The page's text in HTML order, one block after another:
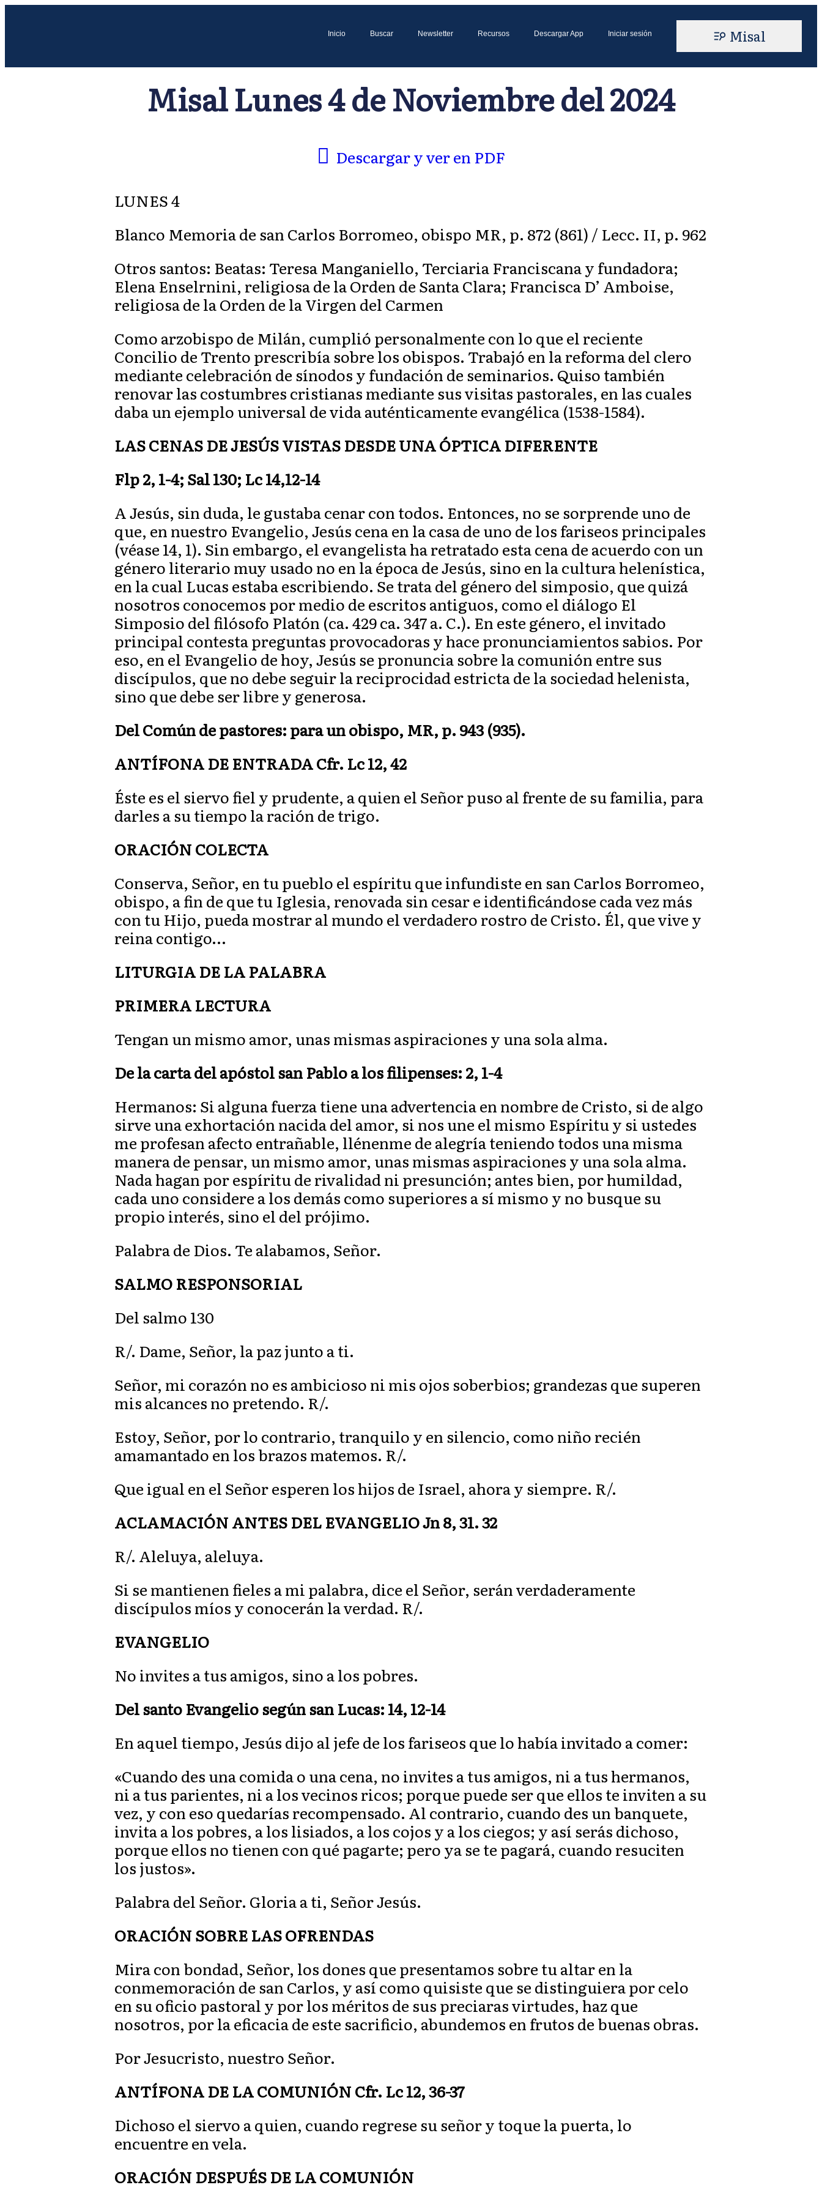
Inicio Buscar Newsletter Recursos Descargar App Iniciar sesión Misal
Misal Lunes 4 de Noviembre del 2024
Descargar y ver en PDF
LUNES 4
Blanco Memoria de san Carlos Borromeo, obispo MR, p. 872 (861) / Lecc. II, p. 962
Otros santos: Beatas: Teresa Manganiello, Terciaria Franciscana y fundadora;
Elena Enselrnini, religiosa de la Orden de Santa Clara; Francisca D’ Amboise,
religiosa de la Orden de la Virgen del Carmen
Como arzobispo de Milán, cumplió personalmente con lo que el reciente
Concilio de Trento prescribía sobre los obispos. Trabajó en la reforma del clero
mediante celebración de sínodos y fundación de seminarios. Quiso también
renovar las costumbres cristianas mediante sus visitas pastorales, en las cuales
daba un ejemplo universal de vida auténticamente evangélica (1538-1584).
LAS CENAS DE JESÚS VISTAS DESDE UNA ÓPTICA DIFERENTE
Flp2, 1-4; Sal 130; Lc 14,12-14
A Jesús, sin duda, le gustaba cenar con todos. Entonces, no se sorprende uno de
que, en nuestro Evangelio, Jesús cena en la casa de uno de los fariseos principales
(véase 14, 1). Sin embargo, el evangelista ha retratado esta cena de acuerdo con un
género literario muy usado no en la época de Jesús, sino en la cultura helenística,
en la cual Lucas estaba escribiendo. Se trata del género del simposio, que quizá
nosotros conocemos por medio de escritos antiguos, como el diálogo El
Simposio del filósofo Platón (ca. 429 ca. 347 a. C.). En este género, el invitado
principal contesta preguntas provocadoras y hace pronunciamientos sabios. Por
eso, en el Evangelio de hoy, Jesús se pronuncia sobre la comunión entre sus
discípulos, que no debe seguir la reciprocidad estricta de la sociedad helenista,
sino que debe ser libre y generosa.
Del Común de pastores: para un obispo, MR, p. 943 (935).
ANTÍFONA DE ENTRADA Cfr. Lc 12, 42
Éste es el siervo fiel y prudente, a quien el Señor puso al frente de su familia, para
darles a su tiempo la ración de trigo.
ORACIÓN COLECTA
Conserva, Señor, en tu pueblo el espíritu que infundiste en san Carlos Borromeo,
obispo, a fin de que tu Iglesia, renovada sin cesar e identificándose cada vez más
con tu Hijo, pueda mostrar al mundo el verdadero rostro de Cristo. Él, que vive y
reina contigo…
LITURGIA DE LA PALABRA
PRIMERA LECTURA
Tengan un mismo amor, unas mismas aspiraciones y una sola alma.
De la carta del apóstol san Pablo a los filipenses: 2, 1-4
Hermanos: Si alguna fuerza tiene una advertencia en nombre de Cristo, si de algo
sirve una exhortación nacida del amor, si nos une el mismo Espíritu y si ustedes
me profesan afecto entrañable, llénenme de alegría teniendo todos una misma
manera de pensar, un mismo amor, unas mismas aspiraciones y una sola alma.
Nada hagan por espíritu de rivalidad ni presunción; antes bien, por humildad,
cada uno considere a los demás como superiores a sí mismo y no busque su
propio interés, sino el del prójimo.
Palabra de Dios. Te alabamos, Señor.
SALMO RESPONSORIAL
Del salmo 130
R/. Dame, Señor, la paz junto a ti.
Señor, mi corazón no es ambicioso ni mis ojos soberbios; grandezas que superen
mis alcances no pretendo. R/.
Estoy, Señor, por lo contrario, tranquilo y en silencio, como niño recién
amamantado en los brazos matemos. R/.
Que igual en el Señor esperen los hijos de Israel, ahora y siempre. R/.
ACLAMACIÓN ANTES DEL EVANGELIO Jn 8, 31. 32
R/. Aleluya, aleluya.
Si se mantienen fieles a mi palabra, dice el Señor, serán verdaderamente
discípulos míos y conocerán la verdad. R/.
EVANGELIO
No invites a tus amigos, sino a los pobres.
Del santo Evangelio según san Lucas: 14, 12-14
En aquel tiempo, Jesús dijo al jefe de los fariseos que lo había invitado a comer:
«Cuando des una comida o una cena, no invites a tus amigos, ni a tus hermanos,
ni a tus parientes, ni a los vecinos ricos; porque puede ser que ellos te inviten a su
vez, y con eso quedarías recompensado. Al contrario, cuando des un banquete,
invita a los pobres, a los lisiados, a los cojos y a los ciegos; y así serás dichoso,
porque ellos no tienen con qué pagarte; pero ya se te pagará, cuando resuciten
los justos».
Palabra del Señor. Gloria a ti, Señor Jesús.
ORACIÓN SOBRE LAS OFRENDAS
Mira con bondad, Señor, los dones que presentamos sobre tu altar en la
conmemoración de san Carlos, y así como quisiste que se distinguiera por celo
en su oficio pastoral y por los méritos de sus preciaras virtudes, haz que
nosotros, por la eficacia de este sacrificio, abundemos en frutos de buenas obras.
Por Jesucristo, nuestro Señor.
ANTÍFONA DE LA COMUNIÓN Cfr. Lc 12, 36-37
Dichoso el siervo a quien, cuando regrese su señor y toque la puerta, lo
encuentre en vela.
ORACIÓN DESPUÉS DE LA COMUNIÓN